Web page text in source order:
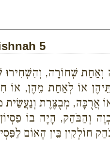
5
וְאַחַת שְׁחוֹרָה,
אוֹ לְאַחַת מֵהֶן, אוֹ
מְבֻצֶּרֶת וְנַעֲשֵׂית
וְהַבֹּהַק, הָיָה בוֹ
חוֹלְקִין בֵּין הָאוֹם